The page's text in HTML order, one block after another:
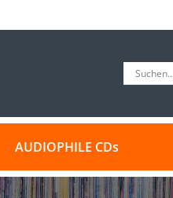
AUDIOPHILE CDs